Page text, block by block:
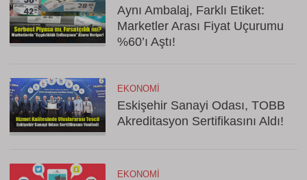
Aynı Ambalaj, Farklı Etiket:
Marketler Arası Fiyat Uçurumu
%60’ı Aştı!
EKONOMI
Eskişehir Sanayi Odası, TOBB
Akreditasyon Sertifikasını Aldı!
EKONOMI